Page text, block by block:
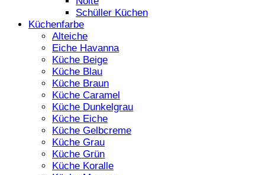
Schüller Küchen
Küchenfarbe
Alteiche
Eiche Havanna
Küche Beige
Küche Blau
Küche Braun
Küche Caramel
Küche Dunkelgrau
Küche Eiche
Küche Gelbcreme
Küche Grau
Küche Grün
Küche Koralle